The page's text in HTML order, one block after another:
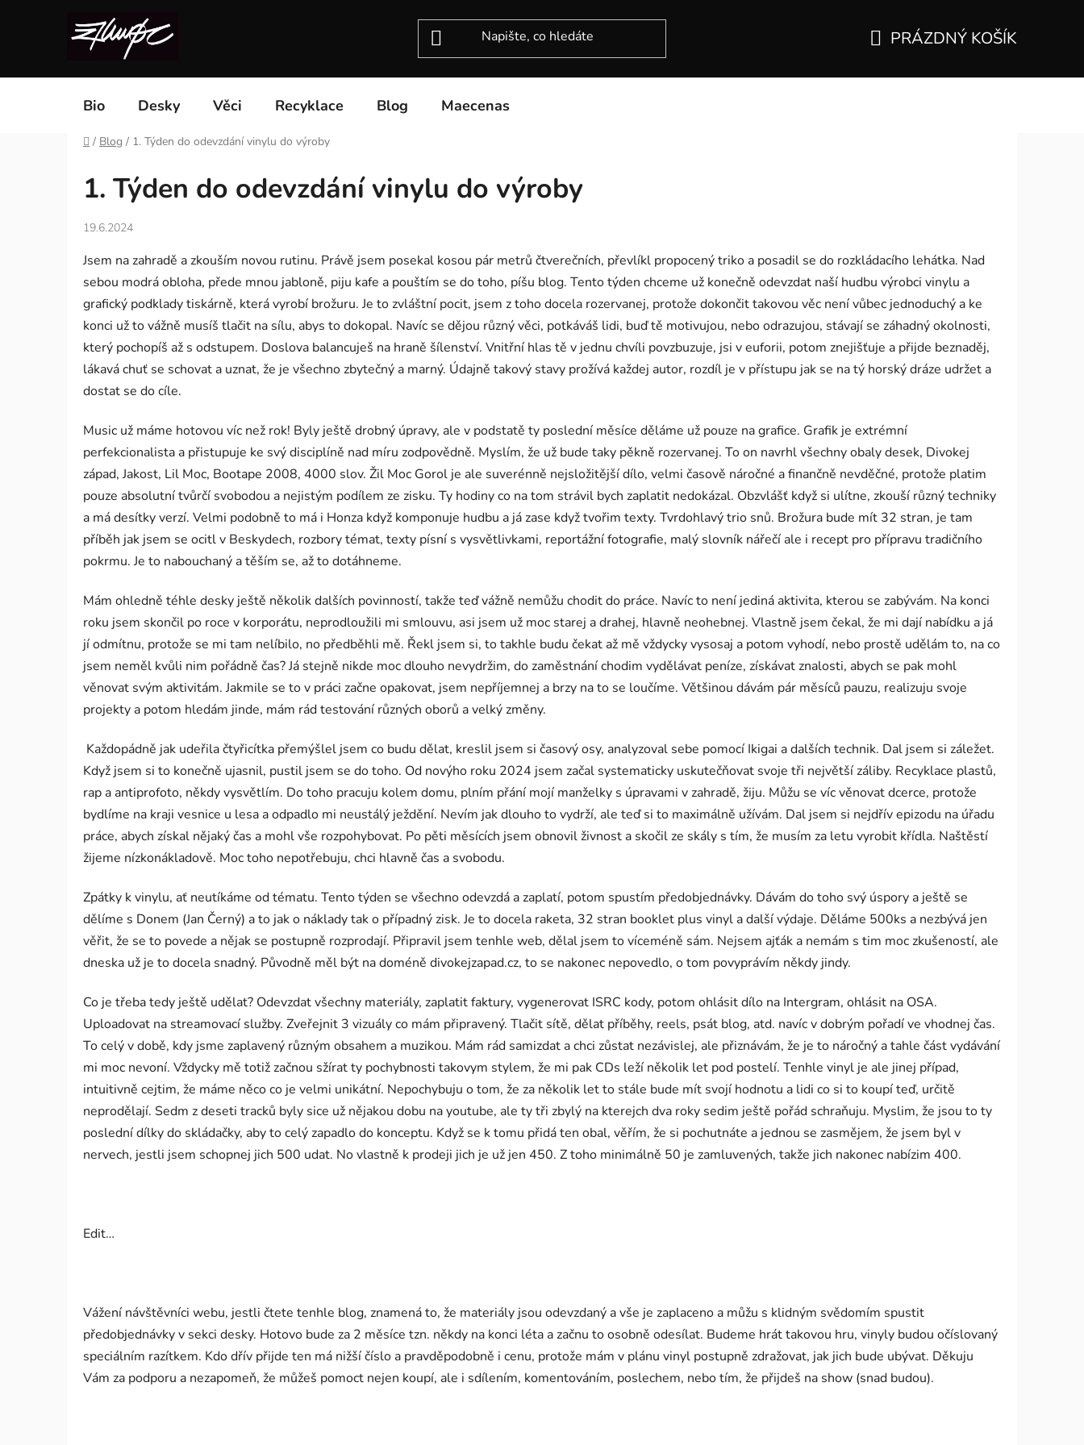
PRÁZDNÝ KOŠÍK
Bio Desky Věci Recyklace Blog Maecenas
Domů
/ Blog / 1. Týden do odevzdání vinylu do výroby
1. Týden do odevzdání vinylu do výroby
19.6.2024
Jsem na zahradě a zkouším novou rutinu. Právě jsem posekal kosou pár metrů čtverečních, převlíkl propocený triko a posadil se do rozkládacího lehátka. Nad
sebou modrá obloha, přede mnou jabloně, piju kafe a pouštím se do toho, píšu blog. Tento týden chceme už konečně odevzdat naší hudbu výrobci vinylu a
grafický podklady tiskárně, která vyrobí brožuru. Je to zvláštní pocit, jsem z toho docela rozervanej, protože dokončit takovou věc není vůbec jednoduchý a ke
konci už to vážně musíš tlačit na sílu, abys to dokopal. Navíc se dějou různý věci, potkáváš lidi, buď tě motivujou, nebo odrazujou, stávají se záhadný okolnosti,
který pochopíš až s odstupem. Doslova balancuješ na hraně šílenství. Vnitřní hlas tě v jednu chvíli povzbuzuje, jsi v euforii, potom znejišťuje a přijde beznaděj,
lákavá chuť se schovat a uznat, že je všechno zbytečný a marný. Údajně takový stavy prožívá každej autor, rozdíl je v přístupu jak se na tý horský dráze udržet a
dostat se do cíle.
Music už máme hotovou víc než rok! Byly ještě drobný úpravy, ale v podstatě ty poslední měsíce děláme už pouze na grafice. Grafik je extrémní
perfekcionalista a přistupuje ke svý disciplíně nad míru zodpovědně. Myslím, že už bude taky pěkně rozervanej. To on navrhl všechny obaly desek, Divokej
západ, Jakost, Lil Moc, Bootape 2008, 4000 slov. Žil Moc Gorol je ale suverénně nejsložitější dílo, velmi časově náročné a finančně nevděčné, protože platim
pouze absolutní tvůrčí svobodou a nejistým podílem ze zisku. Ty hodiny co na tom strávil bych zaplatit nedokázal. Obzvlášť když si ulítne, zkouší různý techniky
a má desítky verzí. Velmi podobně to má i Honza když komponuje hudbu a já zase když tvořim texty. Tvrdohlavý trio snů. Brožura bude mít 32 stran, je tam
příběh jak jsem se ocitl v Beskydech, rozbory témat, texty písní s vysvětlivkami, reportážní fotografie, malý slovník nářečí ale i recept pro přípravu tradičního
pokrmu. Je to nabouchaný a těším se, až to dotáhneme.
Mám ohledně téhle desky ještě několik dalších povinností, takže teď vážně nemůžu chodit do práce. Navíc to není jediná aktivita, kterou se zabývám. Na konci
roku jsem skončil po roce v korporátu, neprodloužili mi smlouvu, asi jsem už moc starej a drahej, hlavně neohebnej. Vlastně jsem čekal, že mi dají nabídku a já
jí odmítnu, protože se mi tam nelíbilo, no předběhli mě. Řekl jsem si, to takhle budu čekat až mě vždycky vysosaj a potom vyhodí, nebo prostě udělám to, na co
jsem neměl kvůli nim pořádně čas? Já stejně nikde moc dlouho nevydržim, do zaměstnání chodim vydělávat peníze, získávat znalosti, abych se pak mohl
věnovat svým aktivitám. Jakmile se to v práci začne opakovat, jsem nepříjemnej a brzy na to se loučíme. Většinou dávám pár měsíců pauzu, realizuju svoje
projekty a potom hledám jinde, mám rád testování různých oborů a velký změny.
Každopádně jak udeřila čtyřicítka přemýšlel jsem co budu dělat, kreslil jsem si časový osy, analyzoval sebe pomocí Ikigai a dalších technik. Dal jsem si záležet.
Když jsem si to konečně ujasnil, pustil jsem se do toho. Od novýho roku 2024 jsem začal systematicky uskutečňovat svoje tři největší záliby. Recyklace plastů,
rap a antiprofoto, někdy vysvětlím. Do toho pracuju kolem domu, plním přání mojí manželky s úpravami v zahradě, žiju. Můžu se víc věnovat dcerce, protože
bydlíme na kraji vesnice u lesa a odpadlo mi neustálý ježdění. Nevím jak dlouho to vydrží, ale teď si to maximálně užívám. Dal jsem si nejdřív epizodu na úřadu
práce, abych získal nějaký čas a mohl vše rozpohybovat. Po pěti měsících jsem obnovil živnost a skočil ze skály s tím, že musím za letu vyrobit křídla. Naštěstí
žijeme nízkonákladově. Moc toho nepotřebuju, chci hlavně čas a svobodu.
Zpátky k vinylu, ať neutíkáme od tématu. Tento týden se všechno odevzdá a zaplatí, potom spustím předobjednávky. Dávám do toho svý úspory a ještě se
dělíme s Donem (Jan Černý) a to jak o náklady tak o případný zisk. Je to docela raketa, 32 stran booklet plus vinyl a další výdaje. Děláme 500ks a nezbývá jen
věřit, že se to povede a nějak se postupně rozprodají. Připravil jsem tenhle web, dělal jsem to víceméně sám. Nejsem ajťák a nemám s tim moc zkušeností, ale
dneska už je to docela snadný. Původně měl být na doméně divokejzapad.cz, to se nakonec nepovedlo, o tom povyprávím někdy jindy.
Co je třeba tedy ještě udělat? Odevzdat všechny materiály, zaplatit faktury, vygenerovat ISRC kody, potom ohlásit dílo na Intergram, ohlásit na OSA.
Uploadovat na streamovací služby. Zveřejnit 3 vizuály co mám připravený. Tlačit sítě, dělat příběhy, reels, psát blog, atd. navíc v dobrým pořadí ve vhodnej čas.
To celý v době, kdy jsme zaplavený různým obsahem a muzikou. Mám rád samizdat a chci zůstat nezávislej, ale přiznávám, že je to náročný a tahle část vydávání
mi moc nevoní. Vždycky mě totiž začnou sžírat ty pochybnosti takovym stylem, že mi pak CDs leží několik let pod postelí. Tenhle vinyl je ale jinej případ,
intuitivně cejtim, že máme něco co je velmi unikátní. Nepochybuju o tom, že za několik let to stále bude mít svojí hodnotu a lidi co si to koupí teď, určitě
neprodělají. Sedm z deseti tracků byly sice už nějakou dobu na youtube, ale ty tři zbylý na kterejch dva roky sedim ještě pořád schraňuju. Myslim, že jsou to ty
poslední dílky do skládačky, aby to celý zapadlo do konceptu. Když se k tomu přidá ten obal, věřím, že si pochutnáte a jednou se zasmějem, že jsem byl v
nervech, jestli jsem schopnej jich 500 udat. No vlastně k prodeji jich je už jen 450. Z toho minimálně 50 je zamluvených, takže jich nakonec nabízim 400.
Edit…
Vážení návštěvníci webu, jestli čtete tenhle blog, znamená to, že materiály jsou odevzdaný a vše je zaplaceno a můžu s klidným svědomím spustit
předobjednávky v sekci desky. Hotovo bude za 2 měsíce tzn. někdy na konci léta a začnu to osobně odesílat. Budeme hrát takovou hru, vinyly budou očíslovaný
speciálním razítkem. Kdo dřív přijde ten má nižší číslo a pravděpodobně i cenu, protože mám v plánu vinyl postupně zdražovat, jak jich bude ubývat. Děkuju
Vám za podporu a nezapomeň, že můžeš pomoct nejen koupí, ale i sdílením, komentováním, poslechem, nebo tím, že přijdeš na show (snad budou).